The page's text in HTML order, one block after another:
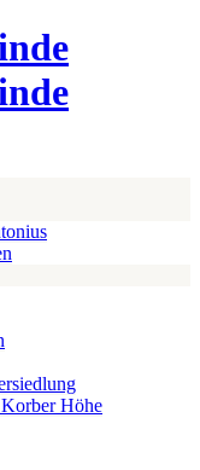
Höhe